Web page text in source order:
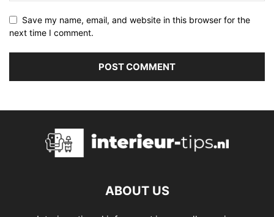
Save my name, email, and website in this browser for the
next time I comment.
ABOUT US